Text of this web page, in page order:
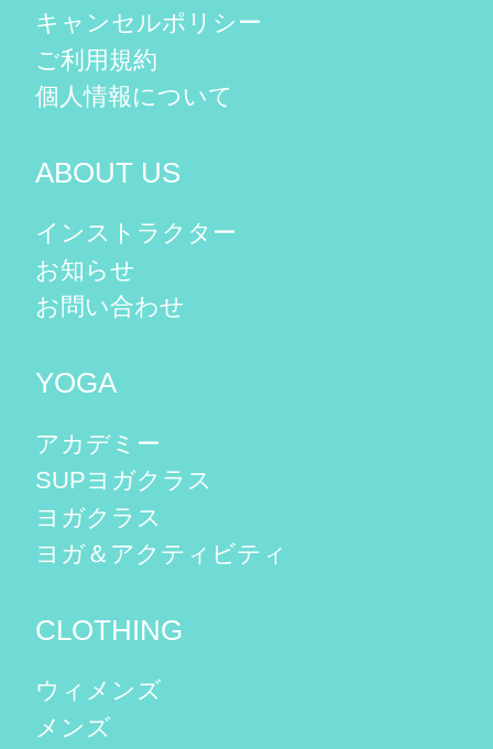
キャンセルポリシー
ご利用規約
個人情報について
ABOUT US
インストラクター
お知らせ
お問い合わせ
YOGA
アカデミー
SUPヨガクラス
ヨガクラス
ヨガ＆アクティビティ
CLOTHING
ウィメンズ
メンズ